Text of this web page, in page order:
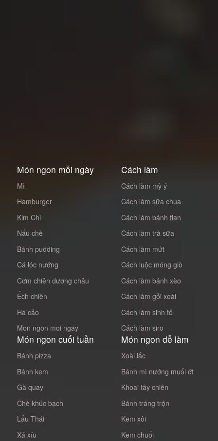
Món ngon mỗi ngày
Mì
Hamburger
Kim Chi
Nấu chè
Bánh pudding
Cá lóc nướng
Cơm chiên dương châu
Ếch chiên
Há cảo
Mon ngon moi ngay
Cách làm
Cách làm mỳ ý
Cách làm sữa chua
Cách làm bánh flan
Cách làm trà sữa
Cách làm mứt
Cách luộc móng giò
Cách làm bánh xèo
Cách làm gỏi xoài
Cách làm sinh tố
Cách làm siro
Món ngon cuối tuần
Bánh pizza
Bánh kem
Gà quay
Chè khúc bạch
Lẩu Thái
Xá xíu
Món ngon dễ làm
Xoài lắc
Bánh mì nướng muối ớt
Khoai tây chiên
Bánh tráng trộn
Kem xôi
Kem chuối